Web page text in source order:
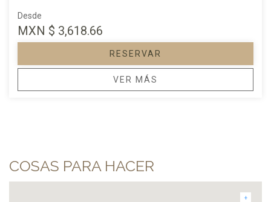
Desde
MXN $ 3,618.66
RESERVAR
OPENS IN A NEW TAB.
VER MÁS
COSAS PARA HACER